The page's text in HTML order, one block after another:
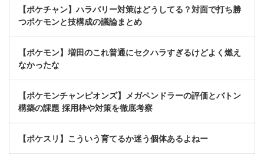
【ポケチャン】ハラバリー対策はどうしてる？対面で打ち勝
つポケモンと技構成の議論まとめ
【ポケモン】増田のこれ普通にセクハラすぎるけどよく燃え
なかったな
【ポケモンチャンピオンズ】メガペンドラーの評価とバトン
構築の課題 採用枠や対策を徹底考察
【ポケスリ】こういう育てるか迷う個体あるよねー